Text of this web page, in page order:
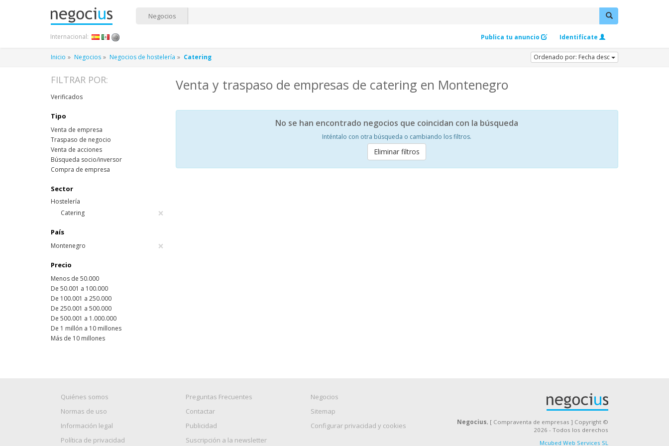
Negocios
Publica tu anuncio Identifícate
Internacional:
Inicio Negocios Negocios de hostelería Catering Ordenado por: Fecha desc
Venta y traspaso de empresas de catering en Montenegro
No se han encontrado negocios que coincidan con la búsqueda
Inténtalo con otra búsqueda o cambiando los filtros.
Eliminar filtros
FILTRAR POR:
Verificados
Tipo
Venta de empresa
Traspaso de negocio
Venta de acciones
Búsqueda socio/inversor
Compra de empresa
Sector
Hostelería
Catering
×
País
Montenegro ×
Precio
Menos de 50.000
De 50.001 a 100.000
De 100.001 a 250.000
De 250.001 a 500.000
De 500.001 a 1.000.000
De 1 millón a 10 millones
Más de 10 millones
Quiénes somos
Normas de uso
Información legal
Política de privacidad
Preguntas Frecuentes
Contactar
Publicidad
Suscripción a la newsletter
Negocios
Sitemap
Configurar privacidad y cookies
Negocius, [ Compraventa de empresas ] Copyright ©
2026 - Todos los derechos
Mcubed Web Services SL